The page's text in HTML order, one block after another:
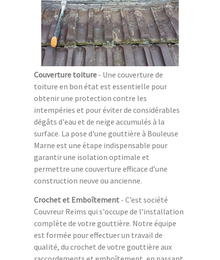
Couverture toiture - Une couverture de
toiture en bon état est essentielle pour
obtenir une protection contre les
intempéries et pour éviter de considérables
dégâts d'eau et de neige accumulés à la
surface. La pose d'une gouttière à Bouleuse
Marne est une étape indispensable pour
garantir une isolation optimale et
permettre une couverture efficace d’une
construction neuve ou ancienne.
Crochet et Emboîtement - C’est société
Couvreur Reims qui s'occupe de l'installation
complète de votre gouttière. Notre équipe
est formée pour effectuer un travail de
qualité, du crochet de votre gouttière aux